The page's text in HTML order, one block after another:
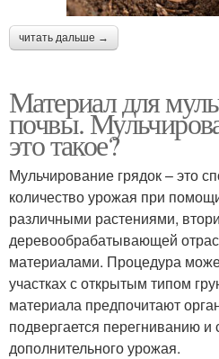
читать дальше →
Материал для
почвы.
это такое?
Мульчирование грядок – это
количество урожая при
различными растениями,
деревообрабатывающей
материалами. Процедура
участках с открытым типом
материала предпочитают
подвергается перегниванию и
дополнительного урожая.